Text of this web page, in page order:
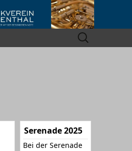
Suchen
nach:
Serenade 2025
Bei der Serenade